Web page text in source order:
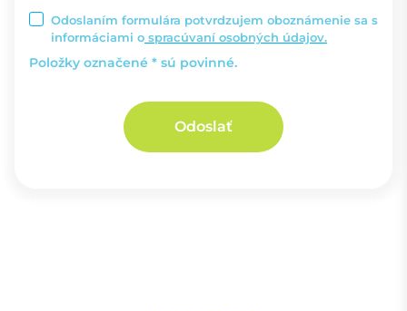
Odoslaním formulára potvrdzujem oboznámenie sa s
informáciami o spracúvaní osobných údajov.
Položky označené * sú povinné.
Odoslať